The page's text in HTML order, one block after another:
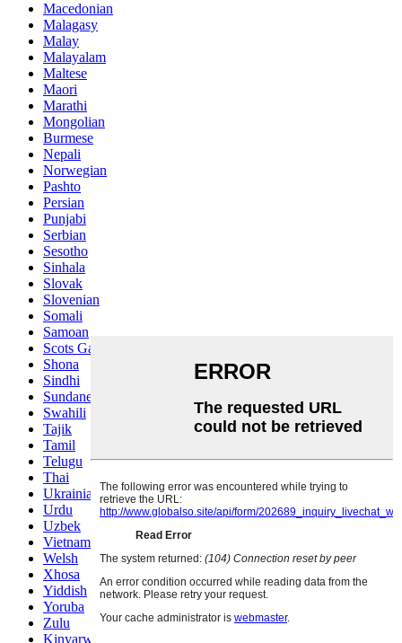
Macedonian
Malagasy
Malay
Malayalam
Maltese
Maori
Marathi
Mongolian
Burmese
Nepali
Norwegian
Pashto
Persian
Punjabi
Serbian
Sesotho
Sinhala
Slovak
Slovenian
Somali
Samoan
Scots Gaelic
Shona
Sindhi
Sundanese
Swahili
Tajik
Tamil
Telugu
Thai
Ukrainian
Urdu
Uzbek
Vietnamese
Welsh
Xhosa
Yiddish
Yoruba
Zulu
Kinyarwanda